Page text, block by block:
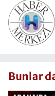
Bunlar